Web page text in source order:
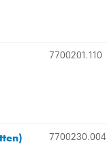
7700201.110
7700230.004